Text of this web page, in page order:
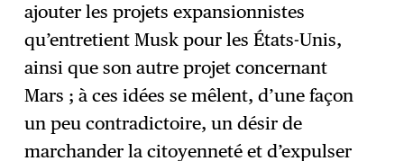
ajouter les projets expansionnistes
qu’entretient Musk pour les États-Unis,
ainsi que son autre projet concernant
Mars ; à ces idées se mêlent, d’une façon
un peu contradictoire, un désir de
marchander la citoyenneté et d’expulser